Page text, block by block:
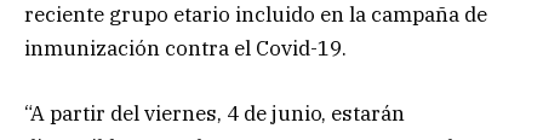
reciente grupo etario incluido en la campaña de
inmunización contra el Covid-19.
“A partir del viernes, 4 de junio, estarán